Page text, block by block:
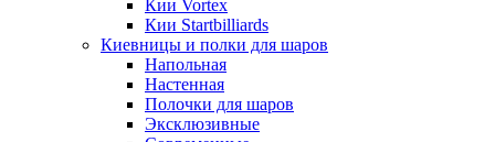
Кии Vortex
Кии Startbilliards
Киевницы и полки для шаров
Напольная
Настенная
Полочки для шаров
Эксклюзивные